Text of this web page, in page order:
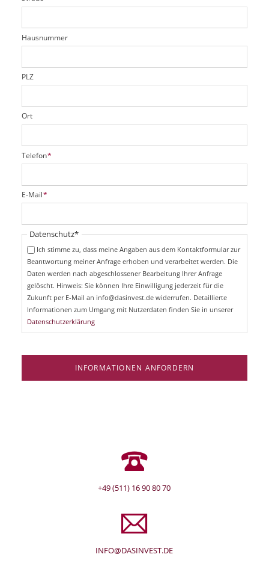
t
r
e
d
c
t
f
e
d
Hausnummer
PLZ
Ort
P
f
i
c
t
f
Telefon*
P
f
i
E-Mail*
Pflichtfeld
Datenschutz*
Ich stimme zu, dass meine Angaben aus dem Kontaktformular zur
Beantwortung meiner Anfrage erhoben und verarbeitet werden. Die
Daten werden nach abgeschlossener Bearbeitung Ihrer Anfrage
gelöscht. Hinweis: Sie können Ihre Einwilligung jederzeit für die
Zukunft per E-Mail an info@dasinvest.de widerrufen. Detaillierte
Informationen zum Umgang mit Nutzerdaten finden Sie in unserer
Datenschutzerklärung
INFORMATIONEN ANFORDERN
+49 (511) 16 90 80 70
INFO@DASINVEST.DE